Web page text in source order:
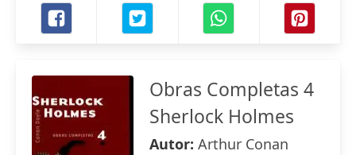
Obras Completas 4
Sherlock Holmes
Autor: Arthur Conan